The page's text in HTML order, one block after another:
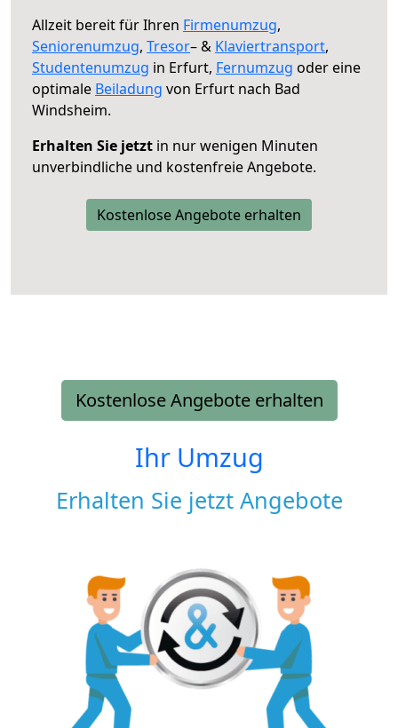
Allzeit bereit für Ihren Firmenumzug,
Seniorenumzug, Tresor– & Klaviertransport,
Studentenumzug in Erfurt, Fernumzug oder eine
optimale Beiladung von Erfurt nach Bad
Windsheim.
Erhalten Sie jetzt in nur wenigen Minuten
unverbindliche und kostenfreie Angebote.
Kostenlose Angebote erhalten
Kostenlose Angebote erhalten
Ihr Umzug
Erhalten Sie jetzt Angebote